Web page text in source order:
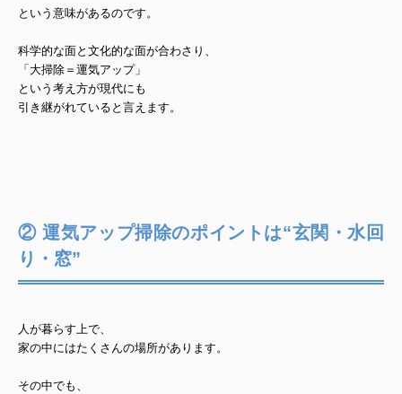
という意味があるのです。
科学的な面と文化的な面が合わさり、
「大掃除＝運気アップ」
という考え方が現代にも
引き継がれていると言えます。
② 運気アップ掃除のポイントは“玄関・水回
り・窓”
人が暮らす上で、
家の中にはたくさんの場所があります。
その中でも、